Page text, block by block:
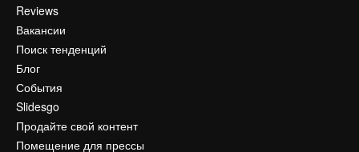
Reviews
Вакансии
Поиск тенденций
Блог
События
Slidesgo
Продайте свой контент
Помещение для прессы